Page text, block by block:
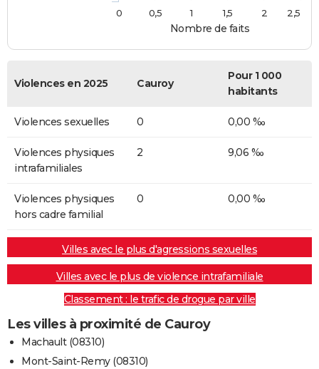
Nombre de faits
0
0,5 1 1,5 2 2,5
Violences en 2025 Cauroy
Pour 1 000
habitants
Violences sexuelles 0 0,00 ‰
Violences physiques
intrafamiliales
2 9,06 ‰
Violences physiques
hors cadre familial
0 0,00 ‰
Villes avec le plus d'agressions sexuelles
Villes avec le plus de violence intrafamiliale
Classement : le trafic de drogue par ville
Les villes à proximité de Cauroy
Machault (08310)
Mont-Saint-Remy (08310)